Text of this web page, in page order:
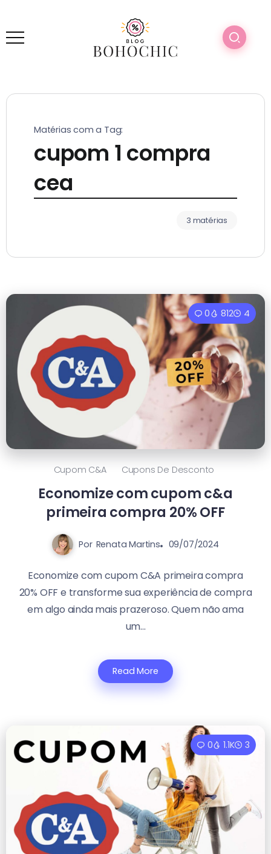
Matérias com a Tag:
cupom 1 compra
cea
3 matérias
0 812 4
Cupom C&a Cupons De Desconto
Economize com cupom c&a
primeira compra 20% OFF
Por Renata Martins 09/07/2024
Economize com cupom C&A primeira compra
20% OFF e transforme sua experiência de compra
em algo ainda mais prazeroso. Quem não ama
um...
Read More
0 1.1K 3